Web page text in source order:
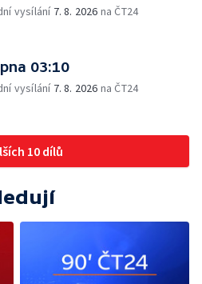
vysílání 7. 8. 2026 na ČT24
03:10
vysílání 7. 8. 2026 na ČT24
10 dílů